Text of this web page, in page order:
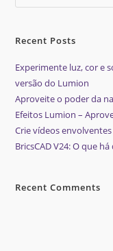
Recent Posts
Experimente luz, cor e
versão do Lumion
Aproveite o poder da
Efeitos Lumion –
Crie vídeos
BricsCAD V24: O que
Recent Comments